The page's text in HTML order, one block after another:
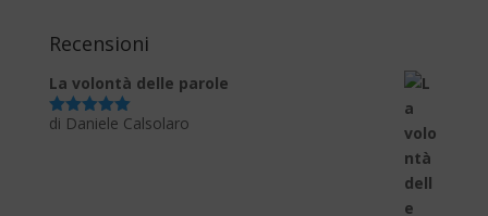
Recensioni
La volontà delle parole
Valutato 5
di Daniele Calsolaro